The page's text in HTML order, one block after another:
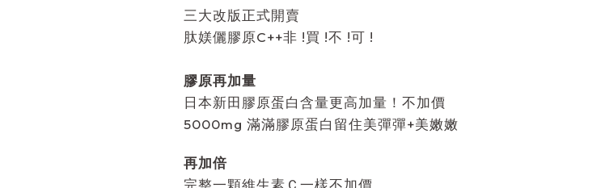
三大改版正式開賣
肽媄儷膠原C++非 !買 !不 !可 !
膠原再加量
日本新田膠原蛋白含量更高加量！不加價
5000mg 滿滿膠原蛋白留住美彈彈+美嫩嫩
再加倍
完整一顆維生素Ｃ一樣不加價